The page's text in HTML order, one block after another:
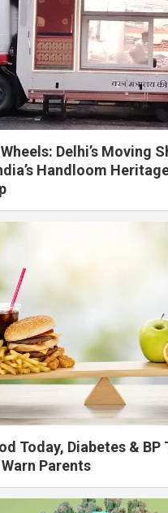
Delhi’s Moving
Handloom
Today, Diabetes & BP
Parents